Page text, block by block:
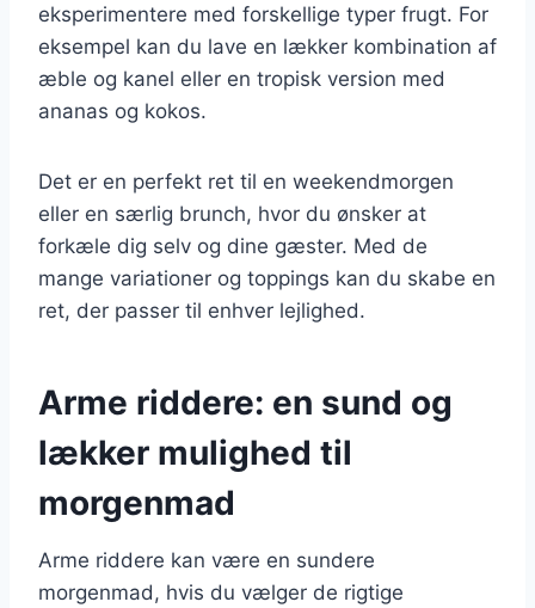
eksperimentere med forskellige typer frugt. For
eksempel kan du lave en lækker kombination af
æble og kanel eller en tropisk version med
ananas og kokos.
Det er en perfekt ret til en weekendmorgen
eller en særlig brunch, hvor du ønsker at
forkæle dig selv og dine gæster. Med de
mange variationer og toppings kan du skabe en
ret, der passer til enhver lejlighed.
Arme riddere: en sund og
lækker mulighed til
morgenmad
Arme riddere kan være en sundere
morgenmad, hvis du vælger de rigtige